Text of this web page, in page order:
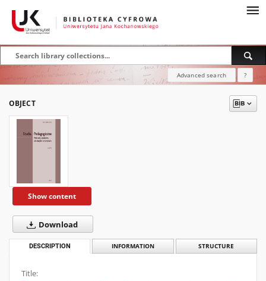
Advanced search ?
OBJECT
Show content
Download
DESCRIPTION INFORMATION STRUCTURE
Title: